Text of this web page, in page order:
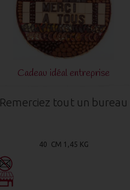
Cadeau idéal entreprise
Remerciez tout un bureau
40 CM 1,45 KG